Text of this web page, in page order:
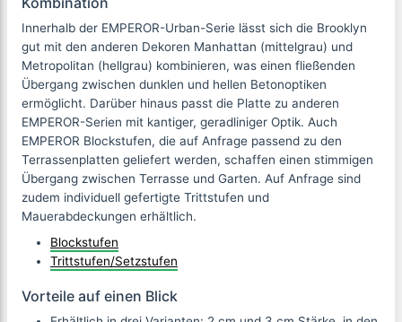
Innerhalb der EMPEROR-Urban-Serie lässt sich die Brooklyn
gut mit den anderen Dekoren Manhattan (mittelgrau) und
Metropolitan (hellgrau) kombinieren, was einen fließenden
Übergang zwischen dunklen und hellen Betonoptiken
ermöglicht. Darüber hinaus passt die Platte zu anderen
EMPEROR-Serien mit kantiger, geradliniger Optik. Auch
EMPEROR Blockstufen, die auf Anfrage passend zu den
Terrassenplatten geliefert werden, schaffen einen stimmigen
Übergang zwischen Terrasse und Garten. Auf Anfrage sind
zudem individuell gefertigte Trittstufen und
Mauerabdeckungen erhältlich.
Blockstufen
Trittstufen/Setzstufen
Vorteile auf einen Blick